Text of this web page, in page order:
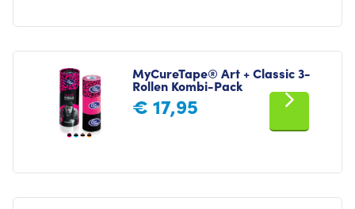
MyCureTape® Art + Classic 3-
Rollen Kombi-Pack
€ 17,95